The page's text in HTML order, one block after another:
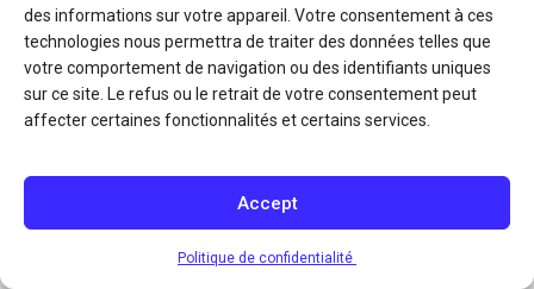
des informations sur votre appareil. Votre consentement à ces
technologies nous permettra de traiter des données telles que
votre comportement de navigation ou des identifiants uniques
sur ce site. Le refus ou le retrait de votre consentement peut
affecter certaines fonctionnalités et certains services.
Accept
Politique de confidentialité
l’Ontario et du gouvernement du Canada par l’entremise du ministère du
Patrimoine canadien
Politique de confidentialité